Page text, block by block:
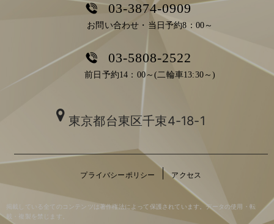
03-3874-0909
お問い合わせ・当日予約8：00～
03-5808-2522
前日予約14：00～(二輪車13:30～)
東京都台東区千束4-18-1
プライバシーポリシー アクセス
掲載している全てのコンテンツは著作権法によって保護されています。データの使用・転
載・複製を禁じます。